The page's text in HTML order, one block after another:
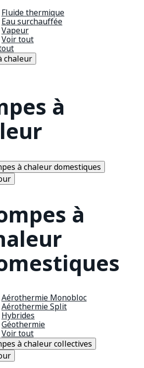
Fluide thermique
Eau surchauffée
Vapeur
Voir tout
chaleur
à
à chaleur domestiques
à
Aérothermie Monobloc
Aérothermie Split
Hybrides
Géothermie
Voir tout
à chaleur collectives